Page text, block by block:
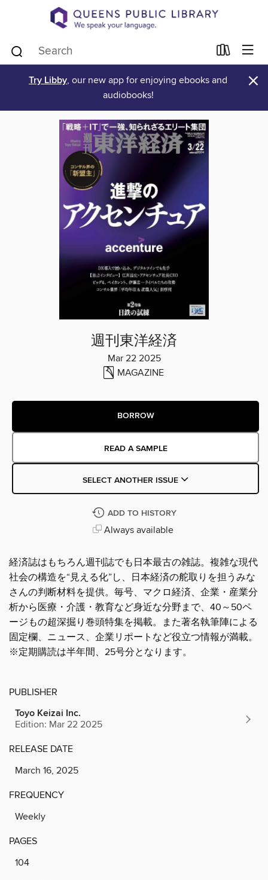
Try Libby, our new app for enjoying ebooks and
audiobooks!
×
週刊東洋経済
Mar 22 2025
MAGAZINE
BORROW
READ A SAMPLE
SELECT ANOTHER ISSUE
ADD TO HISTORY
Always available
経済誌はもちろん週刊誌でも日本最古の雑誌。複雑な現代
社会の構造を“見える化”し、日本経済の舵取りを担うみな
さんの判断材料を提供。毎号、マクロ経済、企業・産業分
析から医療・介護・教育など身近な分野まで、40～50ペ
ージもの超深掘り巻頭特集を掲載。また著名執筆陣による
固定欄、ニュース、企業リポートなど役立つ情報が満載。
※定期購読は半年間、25号分となります。
PUBLISHER
Toyo Keizai Inc.
Edition: Mar 22 2025
RELEASE DATE
March 16, 2025
FREQUENCY
Weekly
PAGES
104